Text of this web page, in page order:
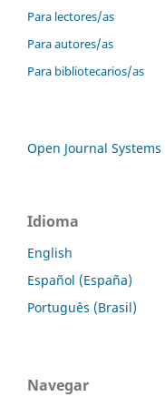
Para lectores/as
Para autores/as
Para bibliotecarios/as
Open Journal Systems
Idioma
English
Español (España)
Português (Brasil)
Navegar